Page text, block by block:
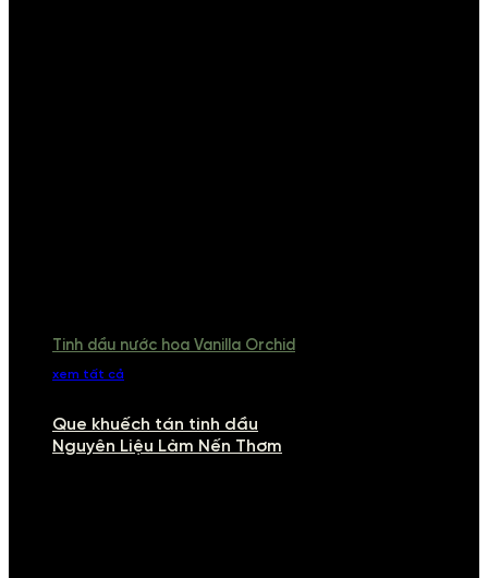
Tinh dầu nước hoa Vanilla Orchid
xem tất cả
Que khuếch tán tinh dầu
Nguyên Liệu Làm Nến Thơm